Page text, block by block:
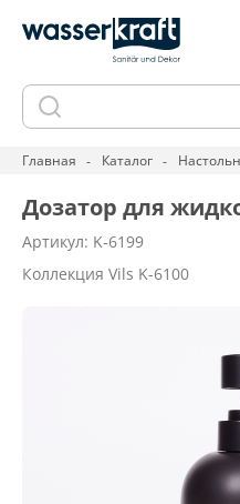
Главная Каталог
Дозатор для
Артикул: K-6199
Коллекция Vils K-6100